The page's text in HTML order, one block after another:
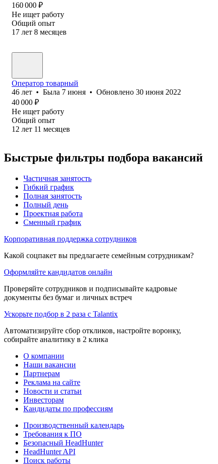
160 000 ₽
Не ищет работу
Общий опыт
17 лет 8 месяцев
Оператор товарный
46 лет • Была 7 июня • Обновлено 30 июня 2022
40 000 ₽
Не ищет работу
Общий опыт
12 лет 11 месяцев
Быстрые фильтры подбора вакансий
Частичная занятость
Гибкий график
Полная занятость
Полный день
Проектная работа
Сменный график
Корпоративная поддержка сотрудников
Какой соцпакет вы предлагаете семейным сотрудникам?
Оформляйте кандидатов онлайн
Проверяйте сотрудников и подписывайте кадровые
документы без бумаг и личных встреч
Ускорьте подбор в 2 раза с Talantix
Автоматизируйте сбор откликов, настройте воронку,
собирайте аналитику в 2 клика
О компании
Наши вакансии
Партнерам
Реклама на сайте
Новости и статьи
Инвесторам
Кандидаты по профессиям
Производственный календарь
Требования к ПО
Безопасный HeadHunter
HeadHunter API
Поиск работы